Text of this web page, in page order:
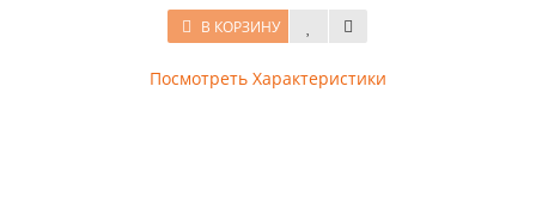
В КОРЗИНУ
Посмотреть Характеристики